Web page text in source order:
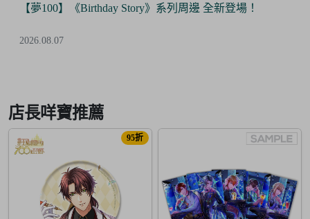
【夢100】《Birthday Story》系列周邊 全新登場！
2026.08.07
6
店長咩寶推薦
95折